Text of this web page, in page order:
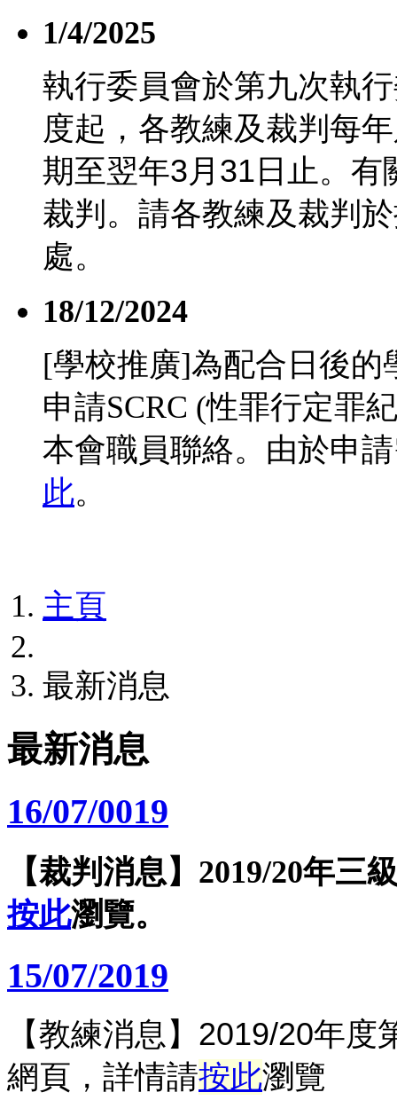
1/4/2025
執行委員會於第九次執
度起，各教練及裁判每
期至翌年3月 31 日止。
裁判。請各教練及裁判
處。
18/12/2024
[學校推廣]為配合日後的
申請SCRC (性罪行定罪
本會職員聯絡。由於申
此。
主頁
最新消息
最新消息
16/07/0019
【裁判消息】2019/20年
按此瀏覽。
15/07/2019
【教練消息】2019/20年
網頁，詳情請按此瀏覽